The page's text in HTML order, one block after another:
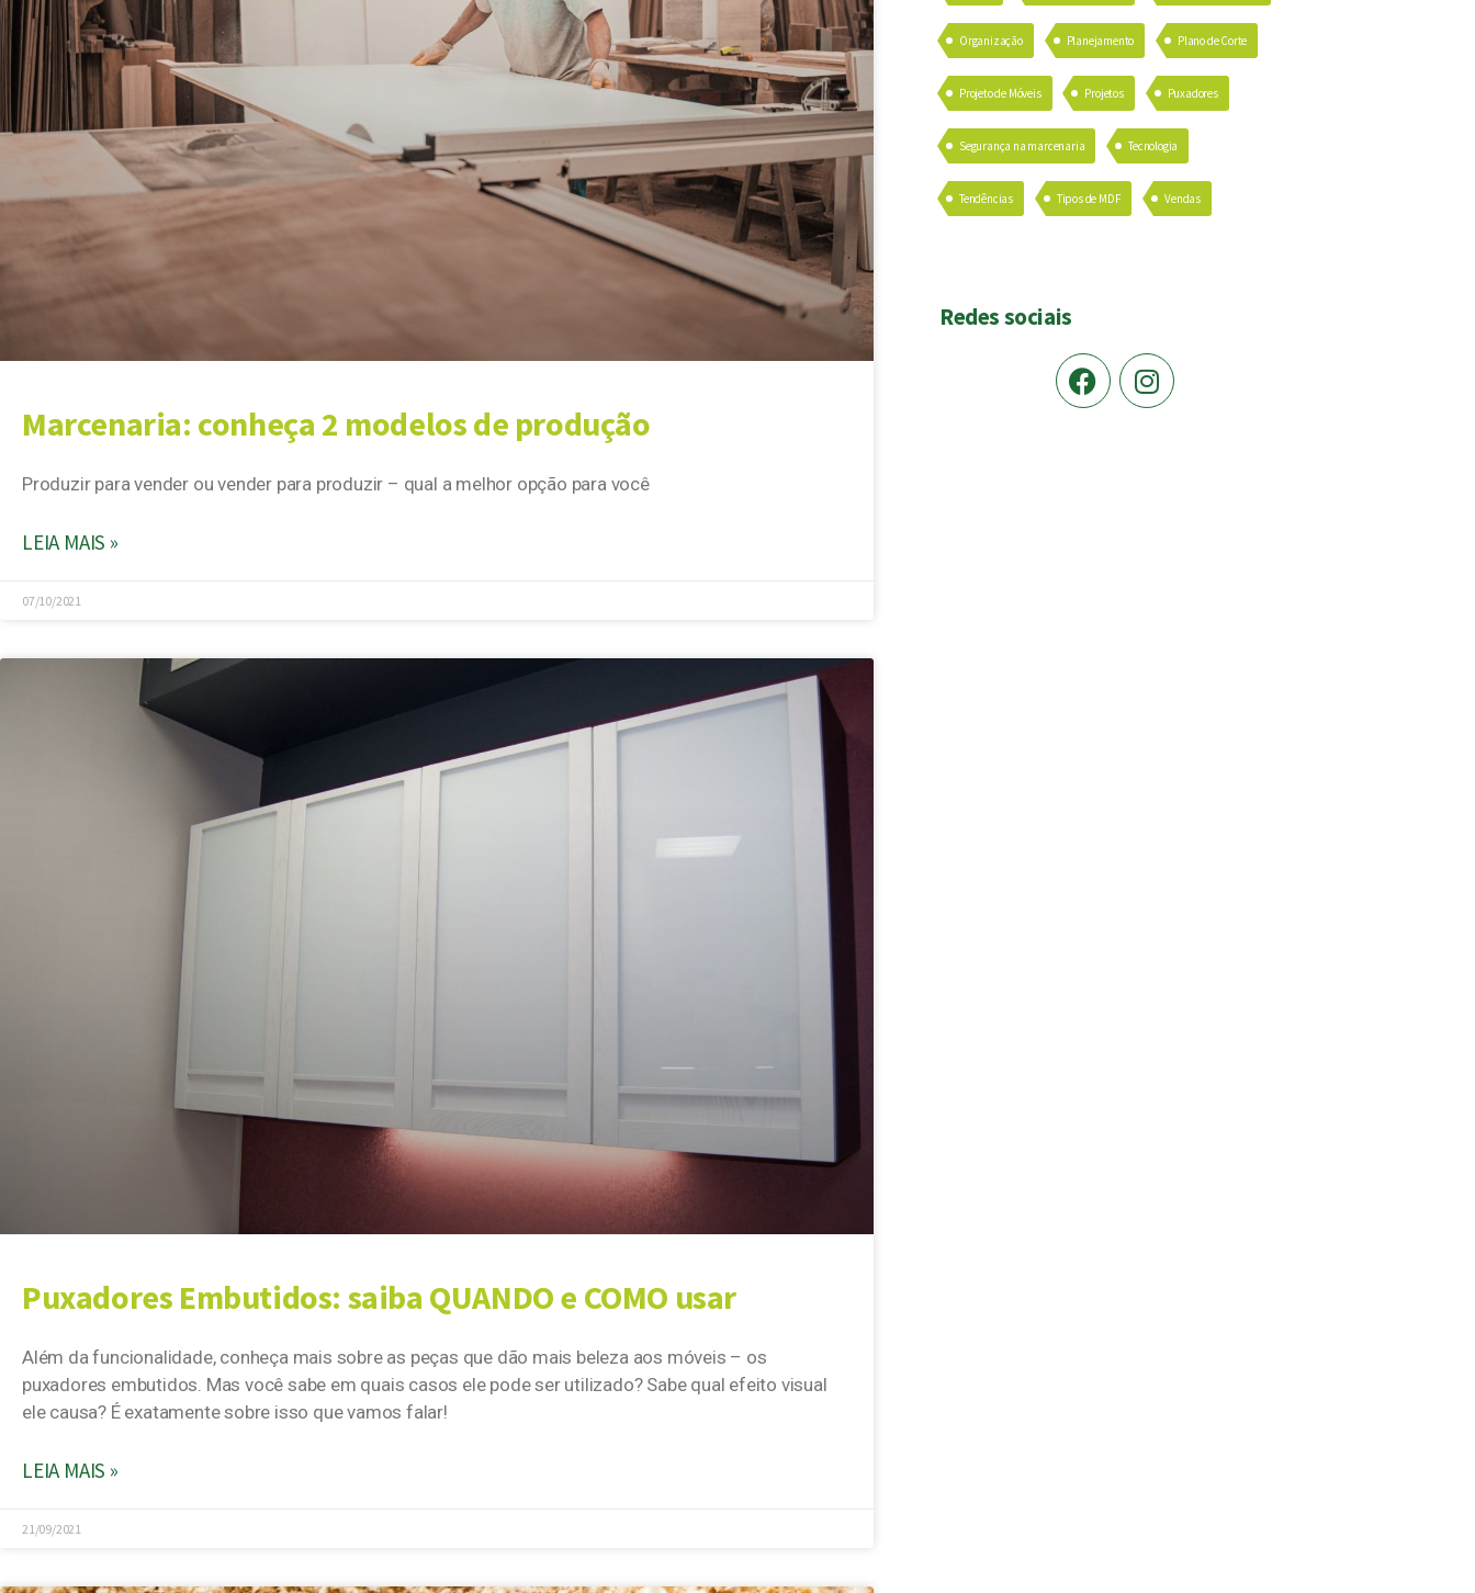
Marcenaria: conheça 2 modelos de produção
Produzir para vender ou vender para produzir – qual a melhor opção para você
LEIA MAIS »
07/10/2021
Puxadores Embutidos: saiba QUANDO e COMO usar
Além da funcionalidade, conheça mais sobre as peças que dão mais beleza aos móveis – os
puxadores embutidos. Mas você sabe em quais casos ele pode ser utilizado? Sabe qual efeito visual
ele causa? É exatamente sobre isso que vamos falar!
LEIA MAIS »
21/09/2021
Organização Planejamento Plano de Corte
Projeto de Móveis Projetos Puxadores
Segurança na marcenaria Tecnologia
Tendências Tipos de MDF Vendas
Redes sociais